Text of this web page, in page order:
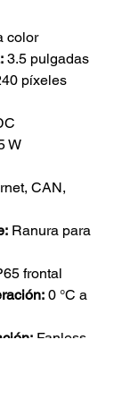
color
3.5 pulgadas
píxeles
W
CAN,
Ranura para
frontal
0 °C a
Fanless